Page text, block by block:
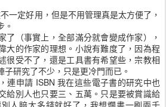
一定好用，但是不用管理真是太方便了，
。
了（事實上，全部滿分就會變成作家），
大的作家的理想。小說有難度了，因為程
很受不了，還是工具書有希望些，宗教相
研究了不少，只是更冷門而已。
連申請 ISBN 我在這些電子書的研究中也
給別人也只要三、五萬。只是要被賞識給
人賠太多錢就好了，我想爛書一刷兩千